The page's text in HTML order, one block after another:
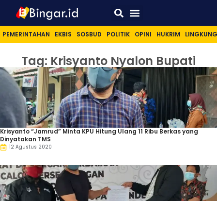
PEMERINTAHAN EKBIS SOSBUD POLITIK OPINI HUKRIM
Tag: Krisyanto Nyalon Bupati
Krisyanto “Jamrud” Minta KPU Hitung Ulang 11 Ribu Berkas yang
Dinyatakan TMS
12 Agustus 2020